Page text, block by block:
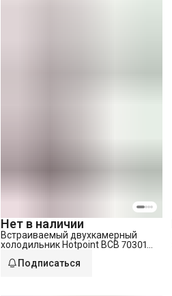
Нет в наличии
Встраиваемый двухкамерный
холодильник Hotpoint BCB 70301
Подписаться